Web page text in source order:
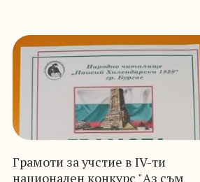
Грамоти за учстие в IV-ти
национален конкурс "Aз съм